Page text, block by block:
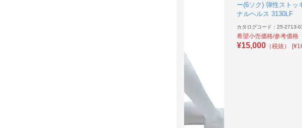
ー(6ソク) 弾性ストッ
ナルヘルス 3130LF
カタログコード：25-2713-
希望小売価格/参考価格
¥15,000 （税抜）